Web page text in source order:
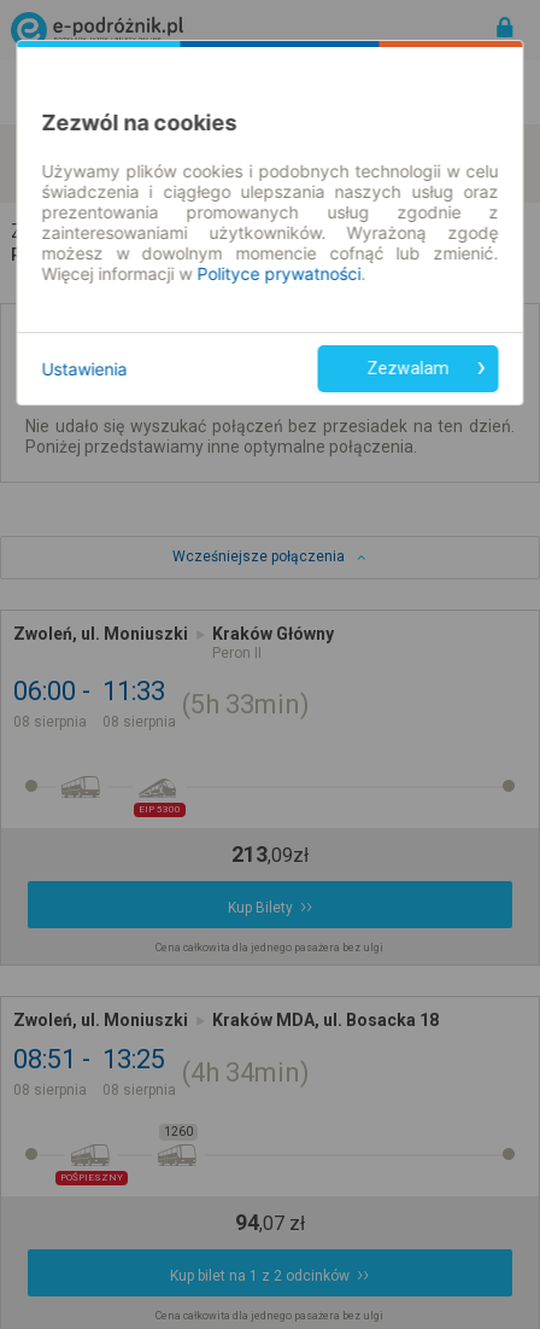
08.08.2026 | -- : --
zmień kryteria
Zwoleń → Kraków
Rozkład jazdy i bilety
Brak połączeń bezpośrednich. Sprawdź
połączenia z przesiadkami.
Nie udało się wyszukać połączeń bez przesiadek na ten dzień.
Poniżej przedstawiamy inne optymalne połączenia.
Wcześniejsze połączenia
Zwoleń, ul. Moniuszki Kraków Główny
Peron II
06:00
08 sierpnia
11:33
08 sierpnia
5h 33min
EIP 5300
213,09zł
Kup Bilety
Cena całkowita dla jednego pasażera bez ulgi
Zwoleń, ul. Moniuszki Kraków MDA, ul. Bosacka 18
08:51
08 sierpnia
13:25
08 sierpnia
4h 34min
POŚPIESZNY
1260
94,07 zł
Kup bilet na 1 z 2 odcinków
Cena całkowita dla jednego pasażera bez ulgi
Zezwól na cookies
Używamy plików cookies i podobnych technologii w celu
świadczenia i ciągłego ulepszania naszych usług oraz
prezentowania promowanych usług zgodnie z
zainteresowaniami użytkowników. Wyrażoną zgodę
możesz w dowolnym momencie cofnąć lub zmienić.
Więcej informacji w Polityce prywatności.
Ustawienia Zezwalam